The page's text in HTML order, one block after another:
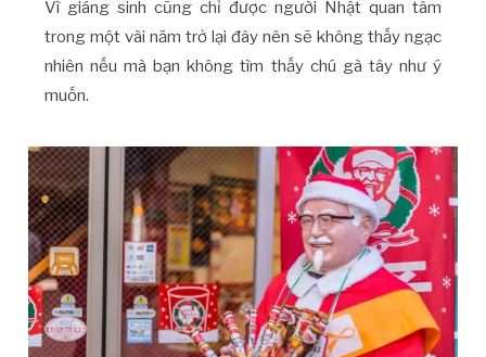
Vì giáng sinh cũng chỉ được người Nhật quan tâm
trong một vài năm trở lại đây nên sẽ không thấy ngạc
nhiên nếu mà bạn không tìm thấy chú gà tây như ý
muốn.